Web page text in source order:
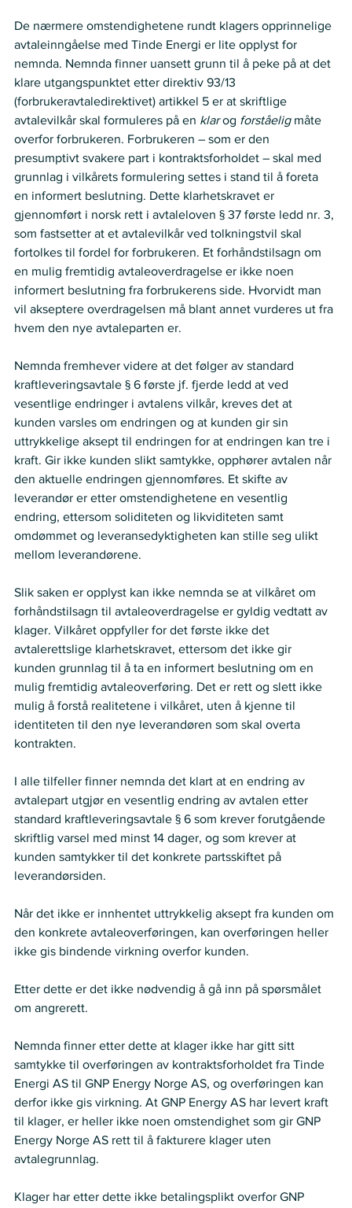
De nærmere omstendighetene rundt klagers opprinnelige
avtaleinngåelse med Tinde Energi er lite opplyst for
nemnda. Nemnda finner uansett grunn til å peke på at det
klare utgangspunktet etter direktiv 93/13
(forbrukeravtaledirektivet) artikkel 5 er at skriftlige
avtalevilkår skal formuleres på en klar og forståelig måte
overfor forbrukeren. Forbrukeren – som er den
presumptivt svakere part i kontraktsforholdet – skal med
grunnlag i vilkårets formulering settes i stand til å foreta
en informert beslutning. Dette klarhetskravet er
gjennomført i norsk rett i avtaleloven § 37 første ledd nr. 3,
som fastsetter at et avtalevilkår ved tolkningstvil skal
fortolkes til fordel for forbrukeren. Et forhåndstilsagn om
en mulig fremtidig avtaleoverdragelse er ikke noen
informert beslutning fra forbrukerens side. Hvorvidt man
vil akseptere overdragelsen må blant annet vurderes ut fra
hvem den nye avtaleparten er.
Nemnda fremhever videre at det følger av standard
kraftleveringsavtale § 6 første jf. fjerde ledd at ved
vesentlige endringer i avtalens vilkår, kreves det at
kunden varsles om endringen og at kunden gir sin
uttrykkelige aksept til endringen for at endringen kan tre i
kraft. Gir ikke kunden slikt samtykke, opphører avtalen når
den aktuelle endringen gjennomføres. Et skifte av
leverandør er etter omstendighetene en vesentlig
endring, ettersom soliditeten og likviditeten samt
omdømmet og leveransedyktigheten kan stille seg ulikt
mellom leverandørene.
Slik saken er opplyst kan ikke nemnda se at vilkåret om
forhåndstilsagn til avtaleoverdragelse er gyldig vedtatt av
klager. Vilkåret oppfyller for det første ikke det
avtalerettslige klarhetskravet, ettersom det ikke gir
kunden grunnlag til å ta en informert beslutning om en
mulig fremtidig avtaleoverføring. Det er rett og slett ikke
mulig å forstå realitetene i vilkåret, uten å kjenne til
identiteten til den nye leverandøren som skal overta
kontrakten.
I alle tilfeller finner nemnda det klart at en endring av
avtalepart utgjør en vesentlig endring av avtalen etter
standard kraftleveringsavtale § 6 som krever forutgående
skriftlig varsel med minst 14 dager, og som krever at
kunden samtykker til det konkrete partsskiftet på
leverandørsiden.
Når det ikke er innhentet uttrykkelig aksept fra kunden om
den konkrete avtaleoverføringen, kan overføringen heller
ikke gis bindende virkning overfor kunden.
Etter dette er det ikke nødvendig å gå inn på spørsmålet
om angrerett.
Nemnda finner etter dette at klager ikke har gitt sitt
samtykke til overføringen av kontraktsforholdet fra Tinde
Energi AS til GNP Energy Norge AS, og overføringen kan
derfor ikke gis virkning. At GNP Energy AS har levert kraft
til klager, er heller ikke noen omstendighet som gir GNP
Energy Norge AS rett til å fakturere klager uten
avtalegrunnlag.
Klager har etter dette ikke betalingsplikt overfor GNP